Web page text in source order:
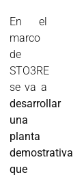
En el
marco
de
STO3RE
se va a
desarrollar
una
planta
demostrativa
que